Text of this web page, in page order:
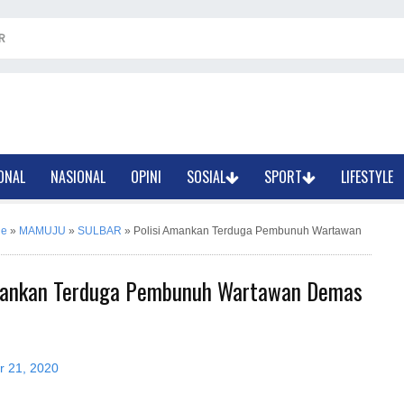
NASIONAL OPINI SOSIAL SPORT LIFESTYLE
» MAMUJU » SULBAR » Polisi Amankan Terduga Pembunuh Wartawan
Terduga Pembunuh Wartawan Demas
21, 2020